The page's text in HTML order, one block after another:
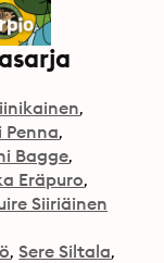
Penna
Bagge
Eräpuro
Siiriäinen
Sere Siltala